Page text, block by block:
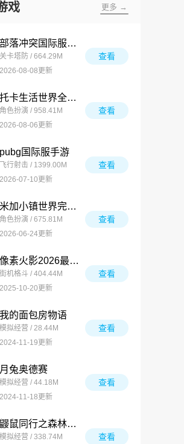
戏 更多 →
部落冲突国际服最新版
关卡塔防 / 664.29M
2026-08-08更新
查看
托卡生活世界全解锁版
角色扮演 / 958.41M
2026-08-06更新
查看
pubg国际服手游
飞行射击 / 1399.00M
2026-07-10更新
查看
米加小镇世界完整版
角色扮演 / 675.81M
2026-06-24更新
查看
像素火影2026最新版
街机格斗 / 404.44M
2025-10-20更新
查看
我的面包房物语
模拟经营 / 28.44M
2024-11-19更新
查看
月兔奥德赛
模拟经营 / 44.18M
2024-11-18更新
查看
鼹鼠同行之森林之家万圣节版
模拟经营 / 338.74M
查看